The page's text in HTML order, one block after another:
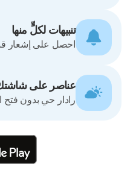
تنبيهات لكلٍّ منها
احصل على إشعار قبل المطر بـ15 دقيقة - بينما
عناصر على شاشتك
رادار حي بدون فتح